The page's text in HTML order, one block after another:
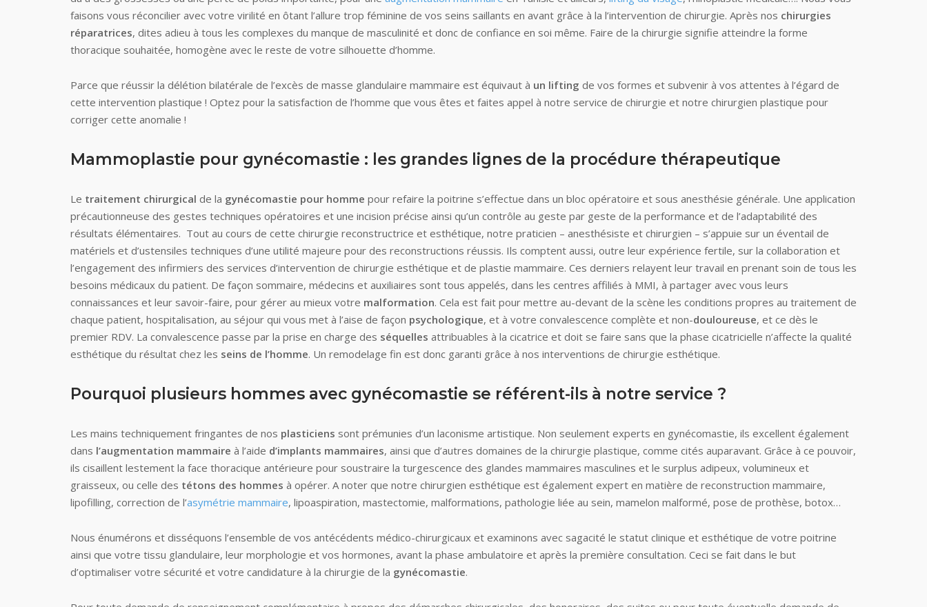
faisons vous réconcilier avec votre virilité en ôtant l’allure trop féminine de vos seins saillants en avant grâce à la l’intervention de chirurgie. Après nos chirurgies
réparatrices, dites adieu à tous les complexes du manque de masculinité et donc de confiance en soi même. Faire de la chirurgie signifie atteindre la forme
thoracique souhaitée, homogène avec le reste de votre silhouette d’homme.
Parce que réussir la délétion bilatérale de l’excès de masse glandulaire mammaire est équivaut à un lifting de vos formes et subvenir à vos attentes à l’égard de
cette intervention plastique ! Optez pour la satisfaction de l’homme que vous êtes et faites appel à notre service de chirurgie et notre chirurgien plastique pour
corriger cette anomalie !
Mammoplastie pour gynécomastie : les grandes lignes de la procédure thérapeutique
Le traitement chirurgical de la gynécomastie pour homme pour refaire la poitrine s’effectue dans un bloc opératoire et sous anesthésie générale. Une application
précautionneuse des gestes techniques opératoires et une incision précise ainsi qu’un contrôle au geste par geste de la performance et de l’adaptabilité des
résultats élémentaires. Tout au cours de cette chirurgie reconstructrice et esthétique, notre praticien – anesthésiste et chirurgien – s’appuie sur un éventail de
matériels et d’ustensiles techniques d’une utilité majeure pour des reconstructions réussis. Ils comptent aussi, outre leur expérience fertile, sur la collaboration et
l’engagement des infirmiers des services d’intervention de chirurgie esthétique et de plastie mammaire. Ces derniers relayent leur travail en prenant soin de tous les
besoins médicaux du patient. De façon sommaire, médecins et auxiliaires sont tous appelés, dans les centres affiliés à MMI, à partager avec vous leurs
connaissances et leur savoir-faire, pour gérer au mieux votre malformation. Cela est fait pour mettre au-devant de la scène les conditions propres au traitement de
chaque patient, hospitalisation, au séjour qui vous met à l’aise de façon psychologique, et à votre convalescence complète et non-douloureuse, et ce dès le
premier RDV. La convalescence passe par la prise en charge des séquelles attribuables à la cicatrice et doit se faire sans que la phase cicatricielle n’affecte la qualité
esthétique du résultat chez les seins de l’homme. Un remodelage fin est donc garanti grâce à nos interventions de chirurgie esthétique.
Pourquoi plusieurs hommes avec gynécomastie se référent-ils à notre service ?
Les mains techniquement fringantes de nos plasticiens sont prémunies d’un laconisme artistique. Non seulement experts en gynécomastie, ils excellent également
dans l’augmentation mammaire à l’aide d’implants mammaires, ainsi que d’autres domaines de la chirurgie plastique, comme cités auparavant. Grâce à ce pouvoir,
ils cisaillent lestement la face thoracique antérieure pour soustraire la turgescence des glandes mammaires masculines et le surplus adipeux, volumineux et
graisseux, ou celle des tétons des hommes à opérer. A noter que notre chirurgien esthétique est également expert en matière de reconstruction mammaire,
lipofilling, correction de l’asymétrie mammaire, lipoaspiration, mastectomie, malformations, pathologie liée au sein, mamelon malformé, pose de prothèse, botox…
Nous énumérons et disséquons l’ensemble de vos antécédents médico-chirurgicaux et examinons avec sagacité le statut clinique et esthétique de votre poitrine
ainsi que votre tissu glandulaire, leur morphologie et vos hormones, avant la phase ambulatoire et après la première consultation. Ceci se fait dans le but
d’optimaliser votre sécurité et votre candidature à la chirurgie de la gynécomastie.